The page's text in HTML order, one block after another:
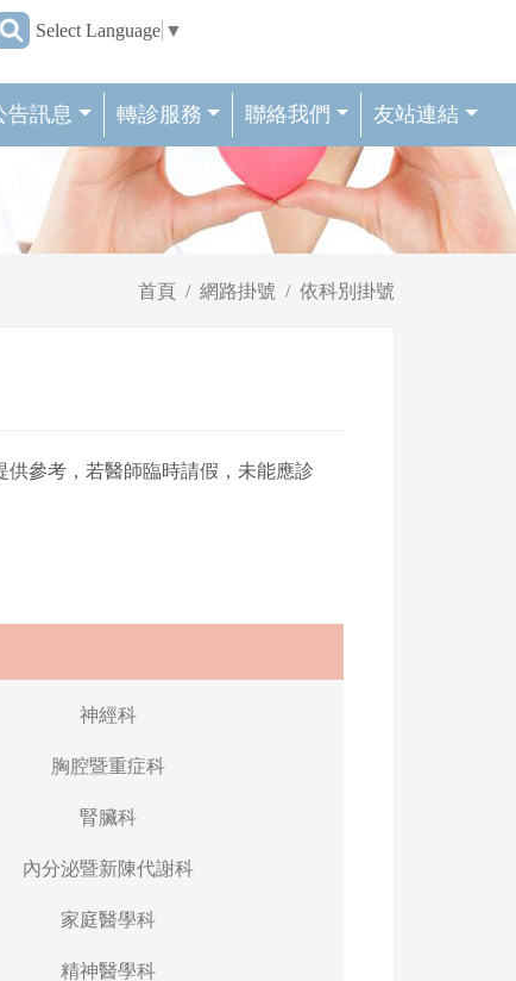
Select Language ▼
告訊息 轉診服務 聯絡我們 友站連結
首頁 網路掛號 依科別掛號
參考，若醫師臨時請假，未能應診
神經科
胸腔暨重症科
腎臟科
內分泌暨新陳代謝科
家庭醫學科
精神醫學科